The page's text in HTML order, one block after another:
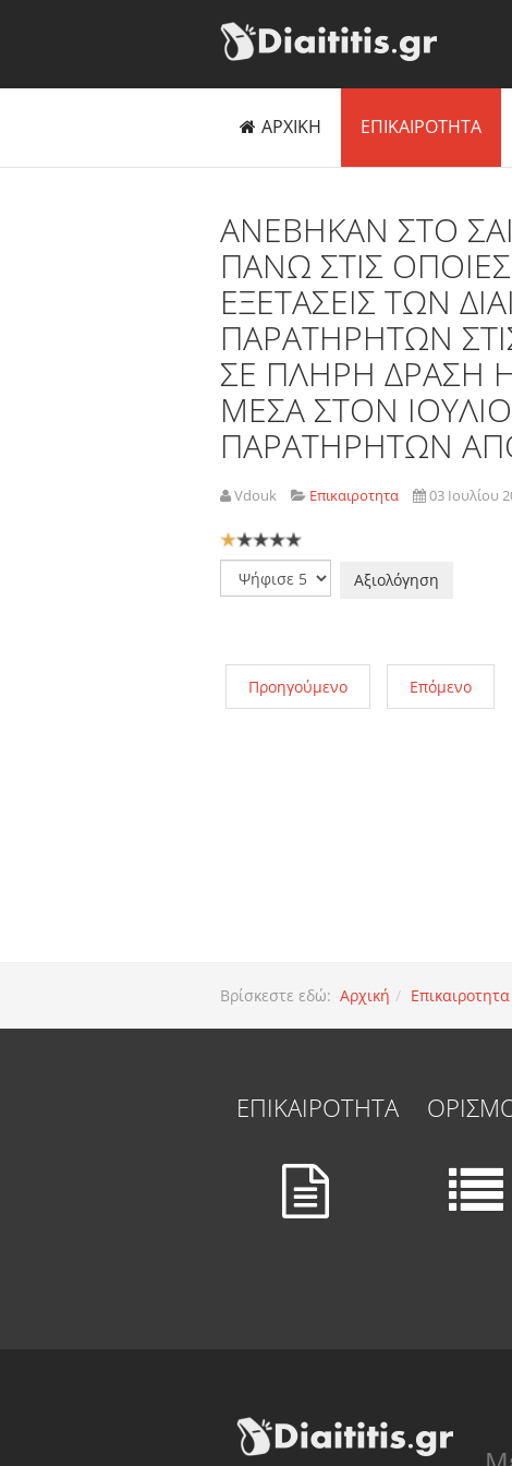
ΑΡΧΙΚΗ ΕΠΙΚΑΙΡΟΤΗΤΑ
ΑΝΕΒΗΚΑΝ ΣΤΟ
ΠΑΝΩ ΣΤΙΣ
ΕΞΕΤΑΣΕΙΣ ΤΩΝ
ΠΑΡΑΤΗΡΗΤΩΝ
ΣΕ ΠΛΗΡΗ ΔΡΑΣΗ
ΜΕΣΑ ΣΤΟΝ
ΠΑΡΑΤΗΡΗΤΩΝ
Vdouk Επικαιροτητα 03 Ιουλίου
Αξιολόγηση
Χρήστη:1/5
Παρακαλώ
αξιολογήστε
Προηγούμενο Επόμενο
Βρίσκεστε εδώ: Αρχική Επικαιροτητα
ΕΠΙΚΑΙΡΟΤΗΤΑ